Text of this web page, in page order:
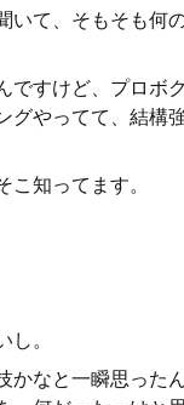
いて、そもそも何
ですけど、プロボ
グやってて、結構
こ知ってます。
。
かなと一瞬思った